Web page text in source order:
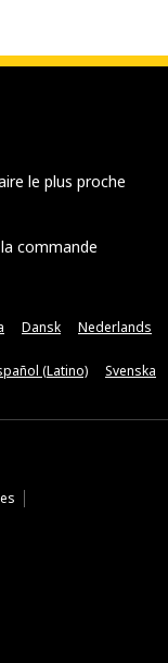
le plus proche
commande
Dansk Nederlands
(Latino) Svenska